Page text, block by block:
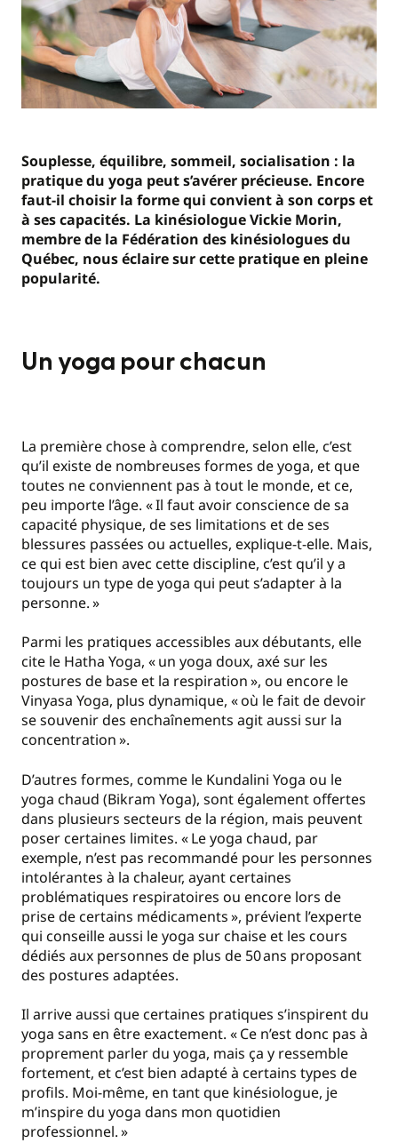
Souplesse, équilibre, sommeil, socialisation : la
pratique du yoga peut s’avérer précieuse. Encore
faut-il choisir la forme qui convient à son corps et
à ses capacités. La kinésiologue Vickie Morin,
membre de la Fédération des kinésiologues du
Québec, nous éclaire sur cette pratique en pleine
popularité.
Un yoga pour chacun
La première chose à comprendre, selon elle, c’est
qu’il existe de nombreuses formes de yoga, et que
toutes ne conviennent pas à tout le monde, et ce,
peu importe l’âge. «Il faut avoir conscience de sa
capacité physique, de ses limitations et de ses
blessures passées ou actuelles, explique-t-elle. Mais,
ce qui est bien avec cette discipline, c’est qu’il y a
toujours un type de yoga qui peut s’adapter à la
personne.»
Parmi les pratiques accessibles aux débutants, elle
cite le Hatha Yoga, «un yoga doux, axé sur les
postures de base et la respiration», ou encore le
Vinyasa Yoga, plus dynamique, «où le fait de devoir
se souvenir des enchaînements agit aussi sur la
concentration».
D’autres formes, comme le Kundalini Yoga ou le
yoga chaud (Bikram Yoga), sont également offertes
dans plusieurs secteurs de la région, mais peuvent
poser certaines limites. «Le yoga chaud, par
exemple, n’est pas recommandé pour les personnes
intolérantes à la chaleur, ayant certaines
problématiques respiratoires ou encore lors de
prise de certains médicaments», prévient l’experte
qui conseille aussi le yoga sur chaise et les cours
dédiés aux personnes de plus de 50 ans proposant
des postures adaptées.
Il arrive aussi que certaines pratiques s’inspirent du
yoga sans en être exactement. «Ce n’est donc pas à
proprement parler du yoga, mais ça y ressemble
fortement, et c’est bien adapté à certains types de
profils. Moi-même, en tant que kinésiologue, je
m’inspire du yoga dans mon quotidien
professionnel.»